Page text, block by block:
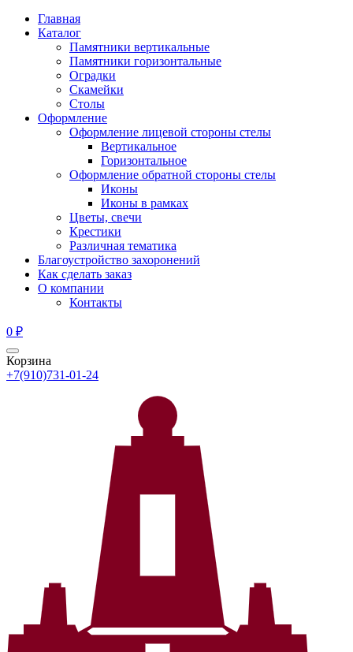
Главная
Каталог
Памятники вертикальные
Памятники горизонтальные
Оградки
Скамейки
Столы
Оформление
Оформление лицевой стороны стелы
Вертикальное
Горизонтальное
Оформление обратной стороны стелы
Иконы
Иконы в рамках
Цветы, свечи
Крестики
Различная тематика
Благоустройство захоронений
Как сделать заказ
О компании
Контакты
0 ₽
Корзина
+7(910)731-01-24